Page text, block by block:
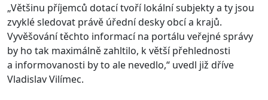
„Většinu příjemců dotací tvoří lokální subjekty a ty jsou
zvyklé sledovat právě úřední desky obcí a krajů.
Vyvěšování těchto informací na portálu veřejné správy
by ho tak maximálně zahltilo, k větší přehlednosti
a informovanosti by to ale nevedlo,“ uvedl již dříve
Vladislav Vilímec.